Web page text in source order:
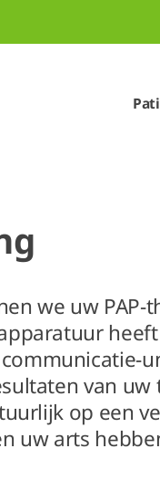
we uw PAP-
van uw
op een
uw arts